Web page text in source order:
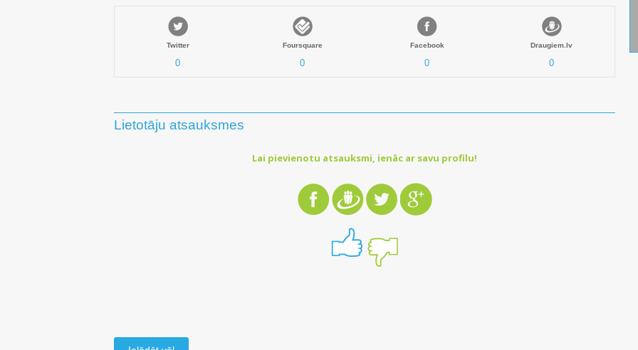
Twitter
0
Foursquare
0
Facebook
0
Draugiem.lv
0
Lietotāju atsauksmes
Lai pievienotu atsauksmi, ienāc ar savu profilu!